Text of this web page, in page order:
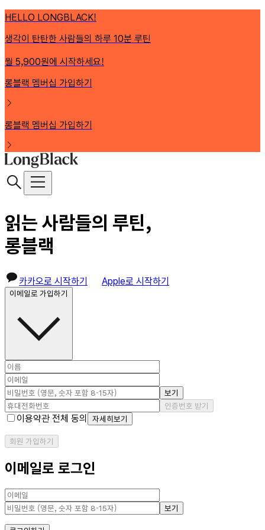
HELLO LONGBLACK!
생각이 탄탄한 사람들의 하루 10분 루틴
월 5,900원에 시작하세요!
롱블랙 멤버십 가입하기
롱블랙 멤버십 가입하기
읽는 사람들의 루틴,
롱블랙
카카오로 시작하기 Apple로 시작하기
이메일로 가입하기
보기
인증번호 받기
이용약관 전체 동의 자세히보기
회원 가입하기
이메일로 로그인
보기